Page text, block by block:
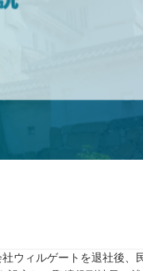
ウィルゲートを退社後、